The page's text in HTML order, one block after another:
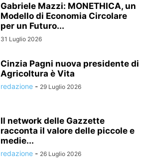
Gabriele Mazzi: MONETHICA, un
Modello di Economia Circolare
per un Futuro...
31 Luglio 2026
Cinzia Pagni nuova presidente di
Agricoltura è Vita
redazione - 29 Luglio 2026
Il network delle Gazzette
racconta il valore delle piccole e
medie...
redazione - 26 Luglio 2026